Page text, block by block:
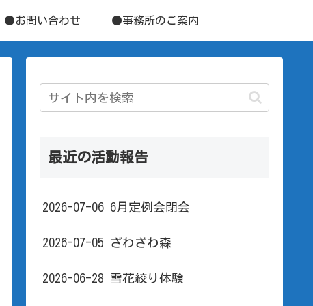
●お問い合わせ ●事務所のご案内
最近の活動報告
2026-07-06 6月定例会閉会
2026-07-05 ざわざわ森
2026-06-28 雪花絞り体験